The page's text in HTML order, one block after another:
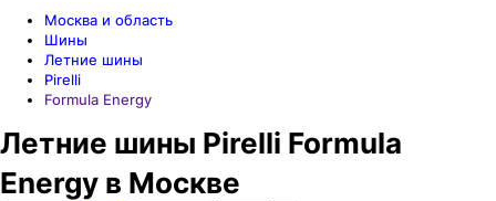
Москва и область
Шины
Летние шины
Pirelli
Formula Energy
Летние шины Pirelli Formula
Energy в Москве